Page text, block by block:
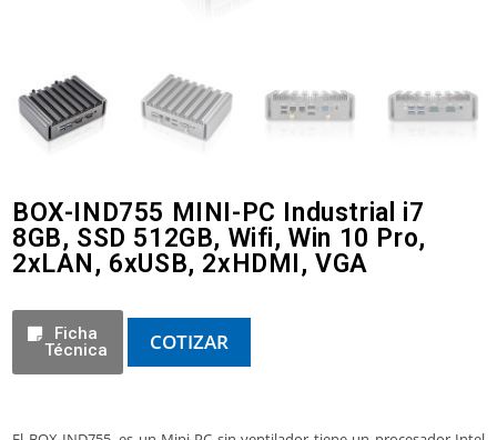
BOX-IND755 MINI-PC Industrial i7
8GB, SSD 512GB, Wifi, Win 10 Pro,
2xLAN, 6xUSB, 2xHDMI, VGA
Ficha
Técnica
COTIZAR